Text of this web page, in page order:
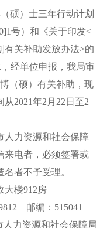
）士三年行动计划
号）和《关于印发<
有关补助发放办法>的
经单位申报，我局审
（硕）有关补助，现
2021年2月22日至2
力资源和社会保障
来电者，必须签署或
者不予受理。
楼912房
邮编：515041
力资源和社会保障局